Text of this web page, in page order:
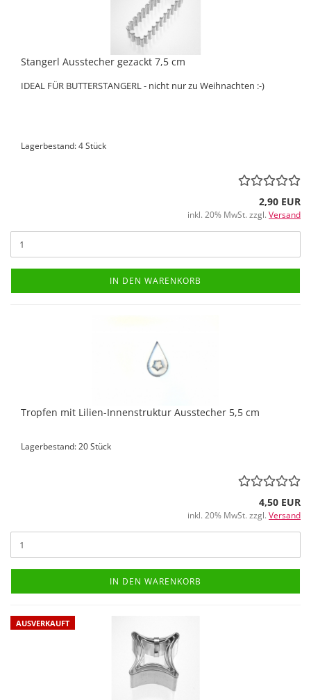
Stangerl Ausstecher gezackt 7,5 cm
IDEAL FÜR BUTTERSTANGERL - nicht nur zu Weihnachten :-)
Lagerbestand: 4 Stück
2,90 EUR
inkl. 20% MwSt. zzgl. Versand
IN DEN WARENKORB
Tropfen mit Lilien-Innenstruktur Ausstecher 5,5 cm
Lagerbestand: 20 Stück
4,50 EUR
inkl. 20% MwSt. zzgl. Versand
IN DEN WARENKORB
AUSVERKAUFT